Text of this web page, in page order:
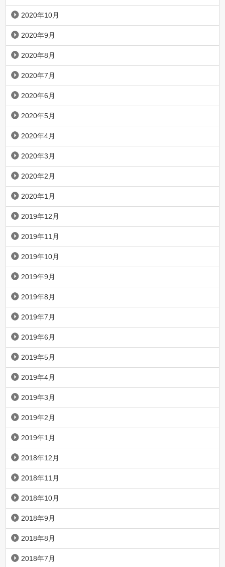
2020年10月
2020年9月
2020年8月
2020年7月
2020年6月
2020年5月
2020年4月
2020年3月
2020年2月
2020年1月
2019年12月
2019年11月
2019年10月
2019年9月
2019年8月
2019年7月
2019年6月
2019年5月
2019年4月
2019年3月
2019年2月
2019年1月
2018年12月
2018年11月
2018年10月
2018年9月
2018年8月
2018年7月